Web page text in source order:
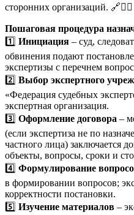
сторонних организаций. 🔗🧑‍⚕️
Пошаговая процедура
1️⃣ Инициация – суд,
обвинения подают
экспертизы с перечнем
2️⃣ Выбор экспертного
«Федерация судебных
экспертная организация.
3️⃣ Оформление договора –
(если экспертиза не по
частного лица) заключается
объекты, вопросы, сроки и
4️⃣ Формулирование
в формировании вопросов;
корректности постановки.
5️⃣ Изучение материалов –